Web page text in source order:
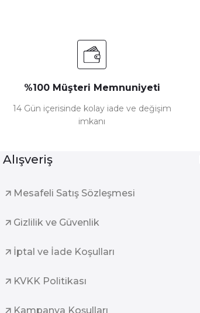
%100 Müşteri Memnuniyeti
14 Gün içerisinde kolay iade ve değişim
imkanı
Alışveriş
Mesafeli Satış Sözleşmesi
Gizlilik ve Güvenlik
İptal ve İade Koşulları
KVKK Politikası
Kampanya Koşulları